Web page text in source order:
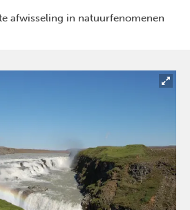
afwisseling in natuurfenomenen